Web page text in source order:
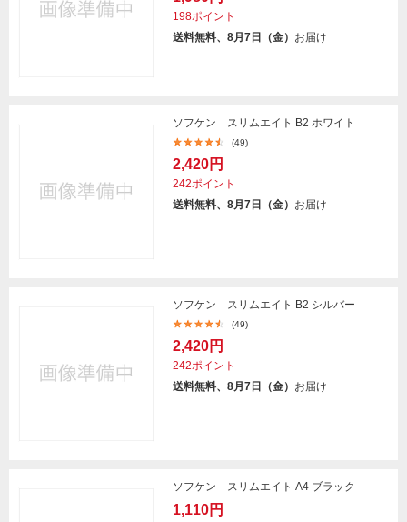
198ポイント
送料無料、8月7日（金） お届け
ソフケン スリムエイト B2 ホワイト
(49)
2,420円
242ポイント
送料無料、8月7日（金） お届け
ソフケン スリムエイト B2 シルバー
(49)
2,420円
242ポイント
送料無料、8月7日（金） お届け
ソフケン スリムエイト A4 ブラック
1,110円